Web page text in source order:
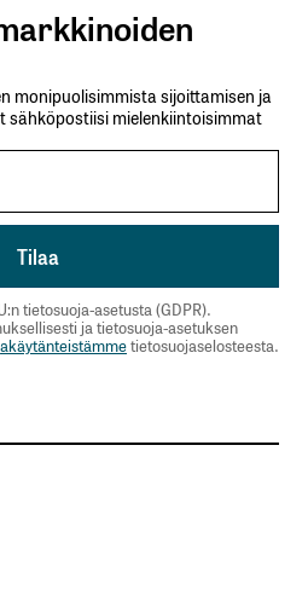
monipuolisimmista sijoittamisen ja
sähköpostiisi mielenkiintoisimmat
tietosuoja-asetusta (GDPR).
ja tietosuoja-asetuksen
tietosuojaselosteesta.